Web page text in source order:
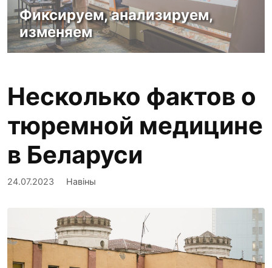
Фиксируем, анализируем,
изменяем
Несколько фактов о
тюремной медицине
в Беларуси
24.07.2023 Навіны